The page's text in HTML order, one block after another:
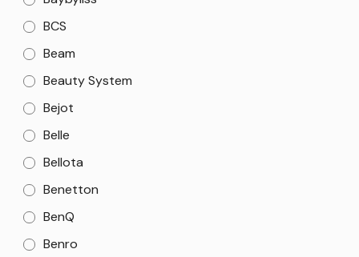
BCS
Beam
Beauty System
Bejot
Belle
Bellota
Benetton
BenQ
Benro